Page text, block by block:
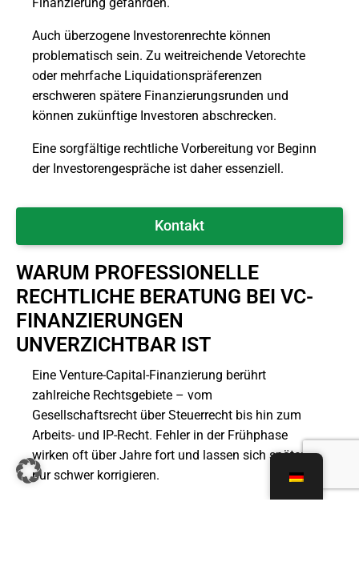
Finanzierung gefährden.
Auch überzogene Investorenrechte können
problematisch sein. Zu weitreichende Vetorechte
oder mehrfache Liquidationspräferenzen
erschweren spätere Finanzierungsrunden und
können zukünftige Investoren abschrecken.
Eine sorgfältige rechtliche Vorbereitung vor Beginn
der Investorengespräche ist daher essenziell.
Kontakt
WARUM PROFESSIONELLE
RECHTLICHE BERATUNG BEI VC-
FINANZIERUNGEN
UNVERZICHTBAR IST
Eine Venture-Capital-Finanzierung berührt
zahlreiche Rechtsgebiete – vom
Gesellschaftsrecht über Steuerrecht bis hin zum
Arbeits- und IP-Recht. Fehler in der Frühphase
wirken oft über Jahre fort und lassen sich später
nur schwer korrigieren.